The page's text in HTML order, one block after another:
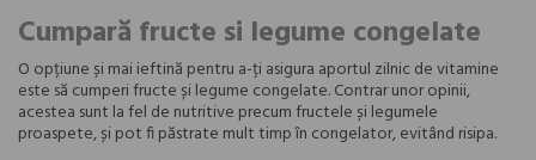
Cumpară fructe si legume congelate
O opțiune și mai ieftină pentru a-ți asigura aportul zilnic de vitamine
este să cumperi fructe și legume congelate. Contrar unor opinii,
acestea sunt la fel de nutritive precum fructele și legumele
proaspete, și pot fi păstrate mult timp în congelator, evitând risipa.